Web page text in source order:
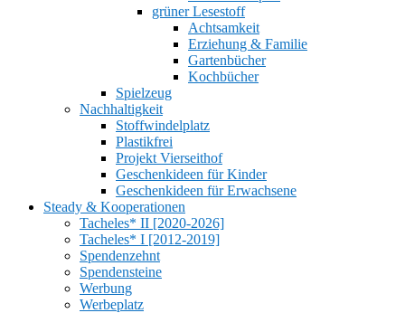
grüner Lesestoff
Achtsamkeit
Erziehung & Familie
Gartenbücher
Kochbücher
Spielzeug
Nachhaltigkeit
Stoffwindelplatz
Plastikfrei
Projekt Vierseithof
Geschenkideen für Kinder
Geschenkideen für Erwachsene
Steady & Kooperationen
Tacheles* II [2020-2026]
Tacheles* I [2012-2019]
Spendenzehnt
Spendensteine
Werbung
Werbeplatz